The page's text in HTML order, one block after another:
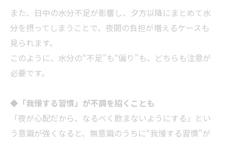
また、日中の水分不足が影響し、夕方以降にまとめて水
分を摂ってしまうことで、夜間の負担が増えるケースも
見られます。
このように、水分の“不足”も“偏り”も、どちらも注意が
必要です。
◆ 「我慢する習慣」が不調を招くことも
「夜が心配だから、なるべく飲まないようにする」とい
う意識が強くなると、無意識のうちに“我慢する習慣”が